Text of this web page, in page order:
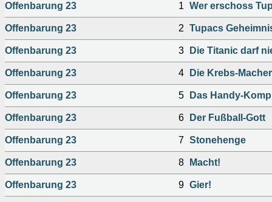
Offenbarung 23 1 Wer erschoss
Offenbarung 23 2 Tupacs
Offenbarung 23 3 Die Titanic darf
Offenbarung 23 4 Die Krebs-Macher
Offenbarung 23 5 Das Handy-
Offenbarung 23 6 Der Fußball-Gott
Offenbarung 23 7 Stonehenge
Offenbarung 23 8 Macht!
Offenbarung 23 9 Gier!